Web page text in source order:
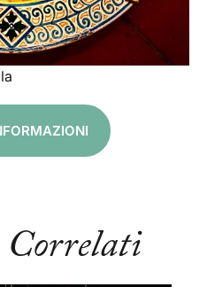
Correlati